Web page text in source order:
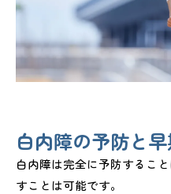
白内障の予防と
白内障は完全に予防するこ
すことは可能です。